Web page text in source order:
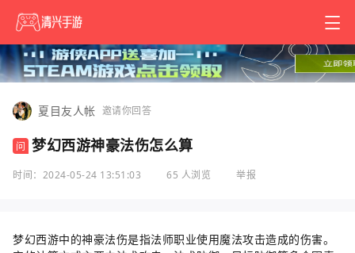
夏目友人帐 邀请你回答
问 梦幻西游神豪法伤怎么算
时间：2024-05-24 13:51:03 65 人浏览 举报
梦幻西游中的神豪法伤是指法师职业使用魔法攻击造成的伤害。